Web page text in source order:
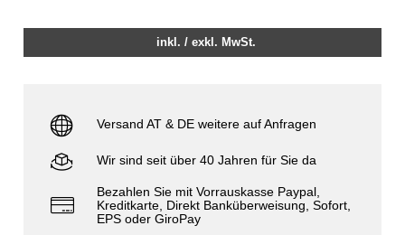
inkl. / exkl. MwSt.
Versand AT & DE weitere auf Anfragen
Wir sind seit über 40 Jahren für Sie da
Bezahlen Sie mit Vorrauskasse Paypal,
Kreditkarte, Direkt Banküberweisung, Sofort,
EPS oder GiroPay